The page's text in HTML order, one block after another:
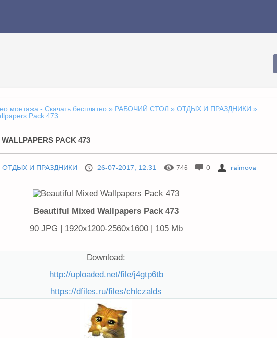
монтажа - Скачать бесплатно » РАБОЧИЙ СТОЛ » ОТДЫХ И ПРАЗДНИКИ »
Pack 473
PACK 473
ОТДЫХ И ПРАЗДНИКИ 26-07-2017, 12:31 746 0 raimova
Beautiful Mixed Wallpapers Pack 473
90 JPG | 1920x1200-2560x1600 | 105 Mb
Download:
http://uploaded.net/file/j4gtp6tb
https://dfiles.ru/files/chlczalds